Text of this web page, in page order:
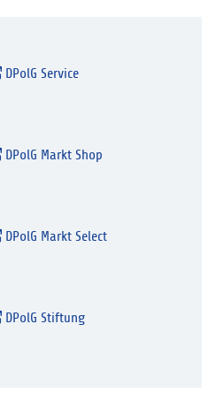
DPolG Service
DPolG Markt Shop
DPolG Markt Select
DPolG Stiftung